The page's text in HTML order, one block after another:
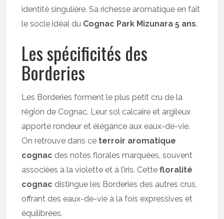
identité singulière. Sa richesse aromatique en fait
le socle idéal du Cognac Park Mizunara 5 ans.
Les spécificités des
Borderies
Les Borderies forment le plus petit cru de la
région de Cognac. Leur sol calcaire et argileux
apporte rondeur et élégance aux eaux-de-vie.
On retrouve dans ce terroir aromatique
cognac des notes florales marquées, souvent
associées à la violette et à l’iris. Cettefloralité
cognac distingue les Borderies des autres crus,
offrant des eaux-de-vie à la fois expressives et
équilibrées.